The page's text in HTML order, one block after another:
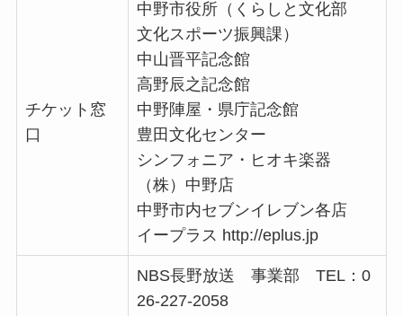
チケット窓
口
中野市役所（くらしと文化部
文化スポーツ振興課）
中山晋平記念館
高野辰之記念館
中野陣屋・県庁記念館
豊田文化センター
シンフォニア・ヒオキ楽器
（株）中野店
中野市内セブンイレブン各店
イープラス http://eplus.jp
NBS長野放送 事業部 TEL：0
26-227-2058